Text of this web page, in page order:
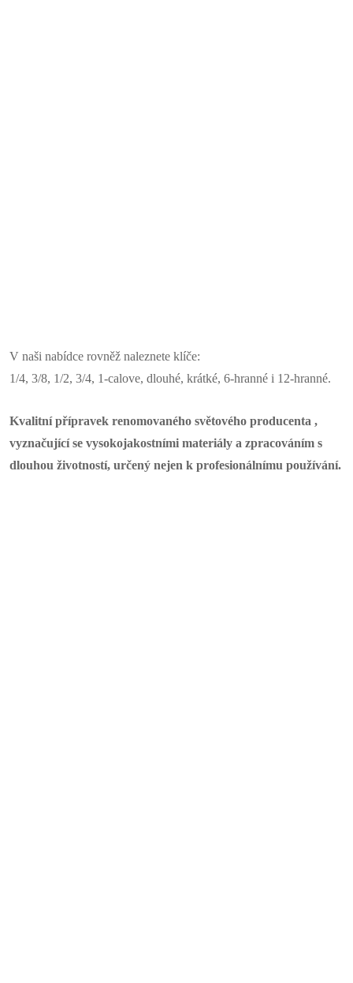
V naši nabídce rovněž naleznete klíče:
1/4, 3/8, 1/2, 3/4, 1-calove, dlouhé, krátké, 6-hranné i 12-hranné.
Kvalitní přípravek renomovaného světového producenta ,
vyznačující se vysokojakostními materiály a zpracováním s
dlouhou životností, určený nejen k profesionálnímu používání.